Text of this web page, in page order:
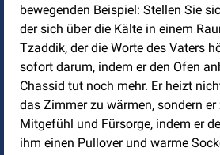
bewegenden Beispiel: Stellen Sie
der sich über die Kälte in einem
Tzaddik, der die Worte des Vaters
sofort darum, indem er den Ofen
Chassid tut noch mehr. Er heizt
das Zimmer zu wärmen, sondern
Mitgefühl und Fürsorge, indem er
ihm einen Pullover und warme